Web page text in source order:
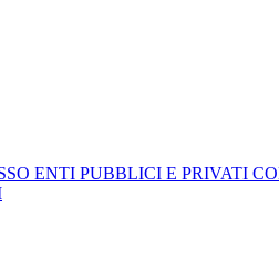
ENTI PUBBLICI E PRIVATI